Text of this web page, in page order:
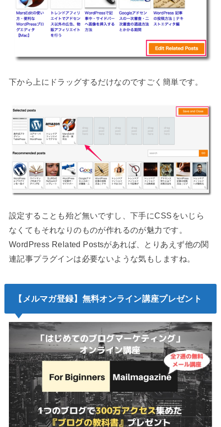
下から上にドラッグするだけなのですごく簡単です。
設定することも殆ど無いですし、下手にCSSをいじら
なくてもそれなりのものが作れるのが魅力です。
WordPress Related Postsがあれば、とりあえず他の関
連記事プラグインは必要ないような気もしますね。
【メルマガ登録】無料オンライン講座プレゼント